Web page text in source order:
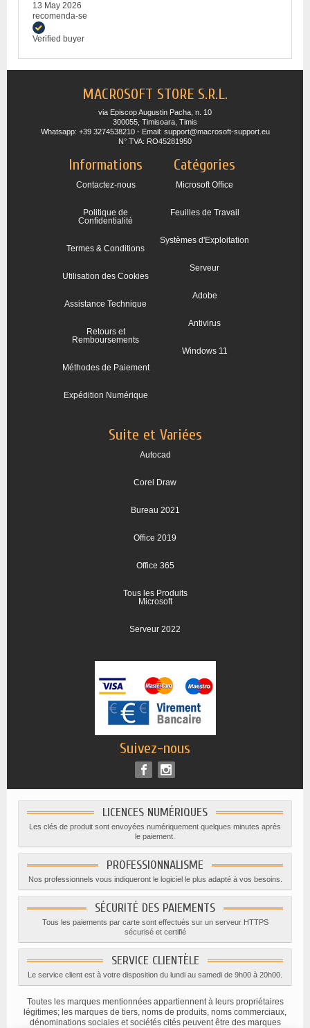
13 May 2026
recomenda-se
Verified buyer
MACROSOFT STORE S.R.L.
via Episcop Augustin Pacha, n. 10
300055, Timisoara, Timis
Whatsapp: +39 3274538210 - Email: support@macrosoft-support.eu
N° TVA: RO45281950
Informations
Contactez-nous
Politique de
Confidentialité
Termes & Conditions
Utilisation des Cookies
Assistance Technique
Retours et
Remboursements
Méthodes de Paiement
Expédition Numérique
Catégories
Microsoft Office
Feuilles de Travail
Systèmes d'Exploitation
Serveur
Adobe
Antivirus
Windows 11
Suite et Variées
Autocad
Corel Draw
Bureau 2021
Office 2019
Office 365
Tous les Produits
Microsoft
Serveur 2022
Suivez-nous
LICENCES NUMÉRIQUES
Les clés de produit sont envoyées numériquement quelques minutes après
le paiement.
PROFESSIONNALISME
Nos professionnels vous indiqueront le logiciel le plus adapté à vos besoins.
SÉCURITÉ DES PAIEMENTS
Tous les paiements par carte sont effectués sur un serveur HTTPS
sécurisé et certifié
SERVICE CLIENTÈLE
Le service client est à votre disposition du lundi au samedi de 9h00 à 20h00.
Toutes les marques mentionnées appartiennent à leurs propriétaires
légitimes; les marques de tiers, noms de produits, noms commerciaux,
dénominations sociales et sociétés cités peuvent être des marques